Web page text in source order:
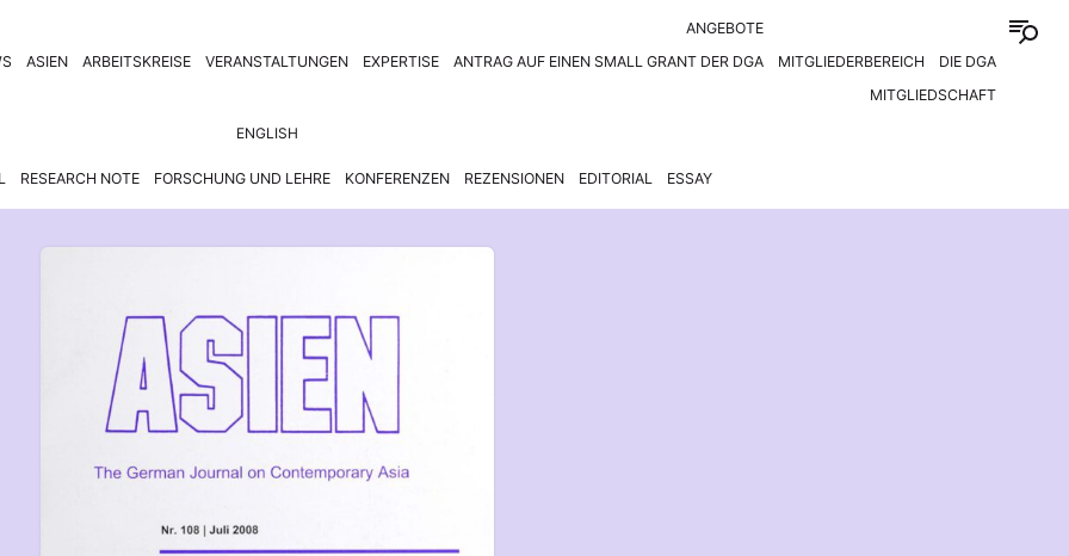
ASIEN ARBEITSKREISE VERANSTALTUNGEN EXPERTISE
ANGEBOTE
ANTRAG AUF EINEN SMALL GRANT DER DGA
MITGLIEDERBEREICH
DIE DGA
MITGLIEDSCHAFT
ENGLISH
RESEARCH NOTE FORSCHUNG UND LEHRE KONFERENZEN REZENSIONEN EDITORIAL ESSAY